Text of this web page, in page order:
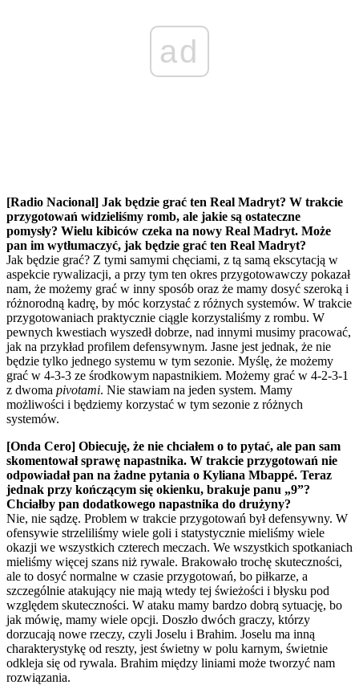
ad
[Radio Nacional] Jak będzie grać ten Real Madryt? W trakcie
przygotowań widzieliśmy romb, ale jakie są ostateczne
pomysły? Wielu kibiców czeka na nowy Real Madryt. Może
pan im wytłumaczyć, jak będzie grać ten Real Madryt?
Jak będzie grać? Z tymi samymi chęciami, z tą samą ekscytacją w
aspekcie rywalizacji, a przy tym ten okres przygotowawczy pokazał
nam, że możemy grać w inny sposób oraz że mamy dosyć szeroką i
różnorodną kadrę, by móc korzystać z różnych systemów. W trakcie
przygotowaniach praktycznie ciągle korzystaliśmy z rombu. W
pewnych kwestiach wyszedł dobrze, nad innymi musimy pracować,
jak na przykład profilem defensywnym. Jasne jest jednak, że nie
będzie tylko jednego systemu w tym sezonie. Myślę, że możemy
grać w 4-3-3 ze środkowym napastnikiem. Możemy grać w 4-2-3-1
z dwoma pivotami. Nie stawiam na jeden system. Mamy
możliwości i będziemy korzystać w tym sezonie z różnych
systemów.
[Onda Cero] Obiecuję, że nie chciałem o to pytać, ale pan sam
skomentował sprawę napastnika. W trakcie przygotowań nie
odpowiadał pan na żadne pytania o Kyliana Mbappé. Teraz
jednak przy kończącym się okienku, brakuje panu „9”?
Chciałby pan dodatkowego napastnika do drużyny?
Nie, nie sądzę. Problem w trakcie przygotowań był defensywny. W
ofensywie strzeliliśmy wiele goli i statystycznie mieliśmy wiele
okazji we wszystkich czterech meczach. We wszystkich spotkaniach
mieliśmy więcej szans niż rywale. Brakowało trochę skuteczności,
ale to dosyć normalne w czasie przygotowań, bo piłkarze, a
szczególnie atakujący nie mają wtedy tej świeżości i błysku pod
względem skuteczności. W ataku mamy bardzo dobrą sytuację, bo
jak mówię, mamy wiele opcji. Doszło dwóch graczy, którzy
dorzucają nowe rzeczy, czyli Joselu i Brahim. Joselu ma inną
charakterystykę od reszty, jest świetny w polu karnym, świetnie
odkleja się od rywala. Brahim między liniami może tworzyć nam
rozwiązania.